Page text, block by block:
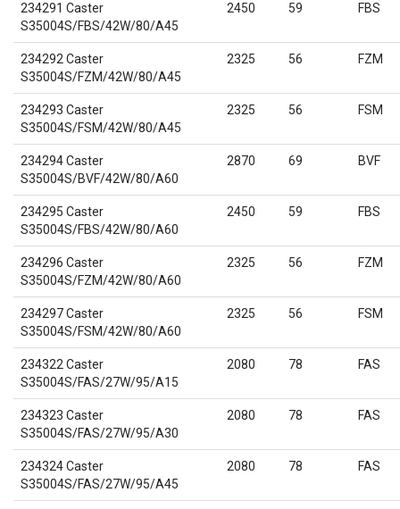
234291 Caster
S35004S/FBS/42W/80/A45
2450 59 FBS
234292 Caster
S35004S/FZM/42W/80/A45
2325 56 FZM
234293 Caster
S35004S/FSM/42W/80/A45
2325 56 FSM
234294 Caster
S35004S/BVF/42W/80/A60
2870 69 BVF
234295 Caster
S35004S/FBS/42W/80/A60
2450 59 FBS
234296 Caster
S35004S/FZM/42W/80/A60
2325 56 FZM
234297 Caster
S35004S/FSM/42W/80/A60
2325 56 FSM
234322 Caster
S35004S/FAS/27W/95/A15
2080 78 FAS
234323 Caster
S35004S/FAS/27W/95/A30
2080 78 FAS
234324 Caster
S35004S/FAS/27W/95/A45
2080 78 FAS